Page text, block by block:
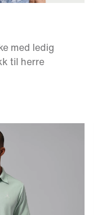
med ledig
til herre